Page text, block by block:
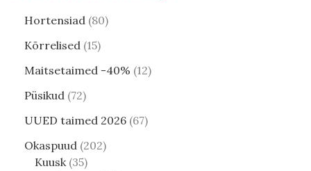
Hortensiad 80
Kõrrelised 15
Maitsetaimed -40% 12
Püsikud 72
UUED taimed 2026 67
Okaspuud 202
Kuusk 35